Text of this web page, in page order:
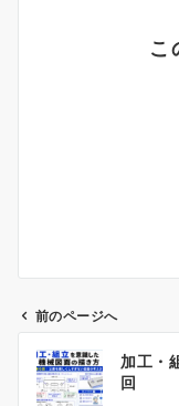
こ
前のページへ
加工・
回